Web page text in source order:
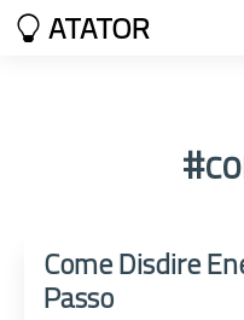
ATATOR
Come Disdire
Passo